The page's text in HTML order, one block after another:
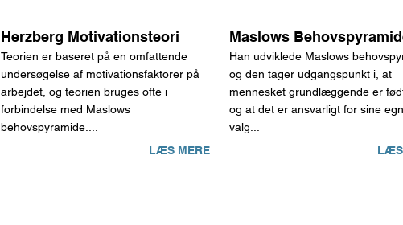
Herzberg Motivationsteori
Teorien er baseret på en omfattende
undersøgelse af motivationsfaktorer på
arbejdet, og teorien bruges ofte i
forbindelse med Maslows
behovspyramide....
LÆS MERE
Maslows
Han udviklede Maslows
og den tager udgangspunkt i, at
mennesket grundlæggende er
og at det er ansvarligt for sine
valg...
LÆS